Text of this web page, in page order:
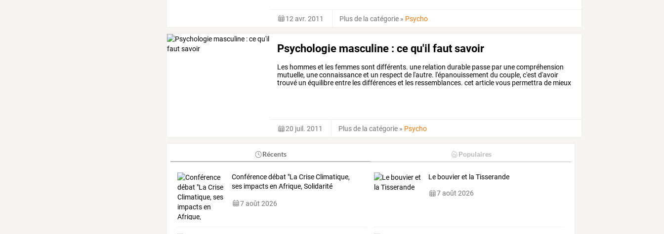
12 avr. 2011 Plus de la catégorie » Psycho
Psychologie masculine : ce qu'il faut savoir
Les hommeset lesfemmessont différents. une relation durable passe par unecompréhension
mutuelle, uneconnaissanceet un respect de l'autre. l'épanouissement du couple, c'est d'avoir
trouvé un équilibreentre lesdifférenceset les ressemblances. cet articlevous permettra de mieux
20 juil. 2011 Plus de la catégorie » Psycho
Récents Populaires
Conférence débat "La Crise Climatique,
ses impacts en Afrique, Solidarité
7 août 2026
Le bouvier et la Tisserande
7 août 2026